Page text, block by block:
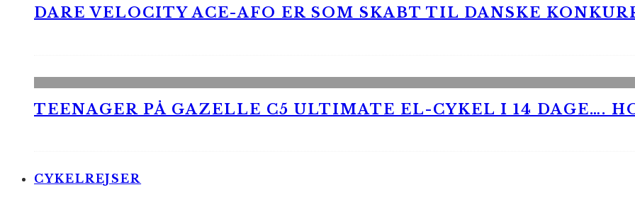
DARE VELOCITY ACE-AFO ER SOM SKABT TIL DANSKE
TEENAGER PÅ GAZELLE C5 ULTIMATE EL-CYKEL I 14 DAGE….
CYKELREJSER